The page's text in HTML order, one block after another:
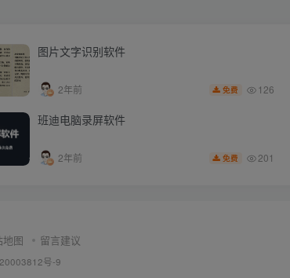
图片文字识别软件
2年前 免费 126
班迪电脑录屏软件
2年前 免费 201
地图 留言建议
号-9